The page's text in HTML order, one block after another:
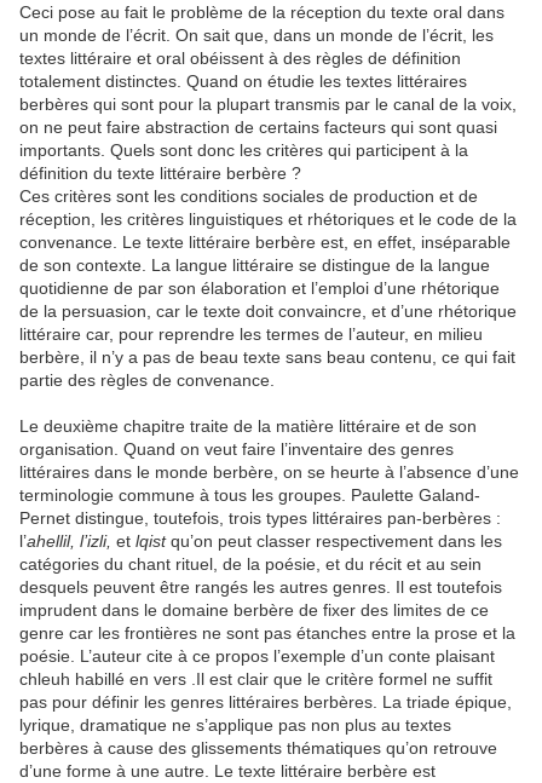
Ceci pose au fait le problème de la réception du texte oral dans
un monde de l’écrit. On sait que, dans un monde de l’écrit, les
textes littéraire et oral obéissent à des règles de définition
totalement distinctes. Quand on étudie les textes littéraires
berbères qui sont pour la plupart transmis par le canal de la voix,
on ne peut faire abstraction de certains facteurs qui sont quasi
importants. Quels sont donc les critères qui participent à la
définition du texte littéraire berbère ?
Ces critères sont les conditions sociales de production et de
réception, les critères linguistiques et rhétoriques et le code de la
convenance. Le texte littéraire berbère est, en effet, inséparable
de son contexte. La langue littéraire se distingue de la langue
quotidienne de par son élaboration et l’emploi d’une rhétorique
de la persuasion, car le texte doit convaincre, et d’une rhétorique
littéraire car, pour reprendre les termes de l’auteur, en milieu
berbère, il n’y a pas de beau texte sans beau contenu, ce qui fait
partie des règles de convenance.
Le deuxième chapitre traite de la matière littéraire et de son
organisation. Quand on veut faire l’inventaire des genres
littéraires dans le monde berbère, on se heurte à l’absence d’une
terminologie commune à tous les groupes. Paulette Galand-
Pernet distingue, toutefois, trois types littéraires pan-berbères :
l’ahellil, l’izli, et lqistqu’on peut classer respectivement dans les
catégories du chant rituel, de la poésie, et du récit et au sein
desquels peuvent être rangés les autres genres. Il est toutefois
imprudent dans le domaine berbère de fixer des limites de ce
genre car les frontières ne sont pas étanches entre la prose et la
poésie. L’auteur cite à ce propos l’exemple d’un conte plaisant
chleuh habillé en vers .Il est clair que le critère formel ne suffit
pas pour définir les genres littéraires berbères. La triade épique,
lyrique, dramatique ne s’applique pas non plus au textes
berbères à cause des glissements thématiques qu’on retrouve
d’une forme à une autre. Le texte littéraire berbère est